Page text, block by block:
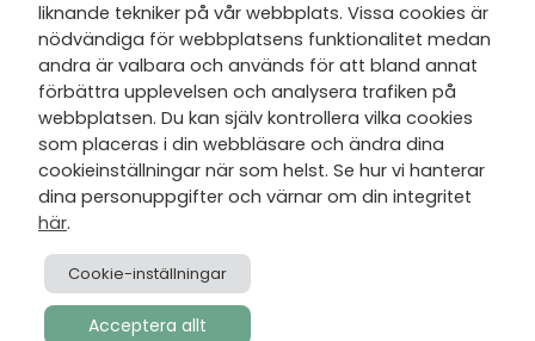
Jag har tagit del av Ekoappens
personuppgifts- och
integritetspolicyoch tar gärna del
av nyheter, hälsotips och exklusiva
erbjudanden via min e-post.
liknande tekniker på vår webbplats. Vissa cookies är
nödvändiga för webbplatsens funktionalitet medan
andra är valbara och används för att bland annat
förbättra upplevelsen och analysera trafiken på
webbplatsen. Du kan själv kontrollera vilka cookies
som placeras i din webbläsare och ändra dina
cookieinställningar när som helst. Se hur vi hanterar
dina personuppgifter och värnar om din integritet
här.
Cookie-inställningar
Acceptera allt